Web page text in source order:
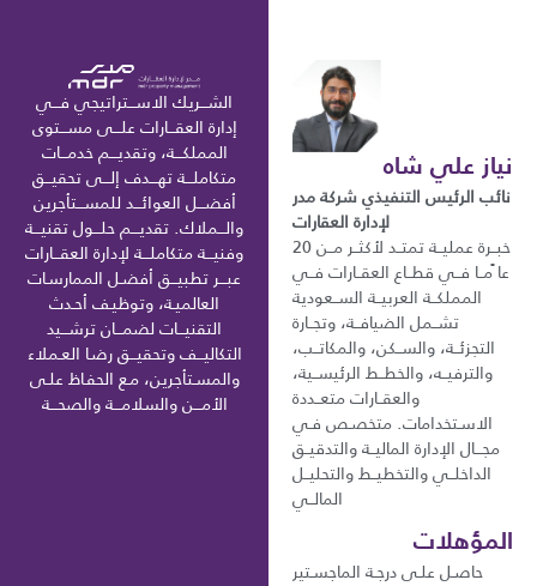
نياز علي شاه
نائب الرئيس التنفيذي شركة مدر
لإدارة العقارات
خبــرة عمليــة تمتــد لأكثــر مــن 20
عا ًمــا فــي قطــاع العقــارات فــي
المملكــة العربيــة الســعودية
تشــمل الضيافــة، وتجــارة
التجزئــة، والســكن، والمكاتــب،
والترفيــه، والخطــط الرئيســية،
والعقــارات متعــددة
الاسـتخدامات. متخصـص فـي
مجـــال الإدارة الماليــة والتدقيــق
الداخلــي والتخطيــط والتحليــل
المالــي
المؤهلات
حاصـل علـى درجـة الماجسـتير
الشـــريك الاســـتراتيجي فـــي
إدارة العقـــارات علـــى مســـتوى
المملكـــة، وتقديـــم خدمـــات
متكاملـــة تهـــدف إلـــى تحقيـــق
أفضـــل العوائـــد للمســـتأجرين
والـــملاك. تقديـــم حلـــول تقنيـــة
وفنيـــة متكاملـــة لإدارة العقـــارات
عبـــر تطبيـــق أفضـل الممارسـات
العالميـة، وتوظيـف أحـدث
التقنيـــات لضمـــان ترشـــيد
التكاليـــف وتحقيـــق رضـا العـملاء
والمسـتأجرين، مـع الحفـاظ علـى
الأمـــن والسلامـــة والصحـــة